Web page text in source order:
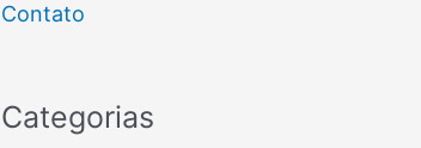
Contato
Categorias